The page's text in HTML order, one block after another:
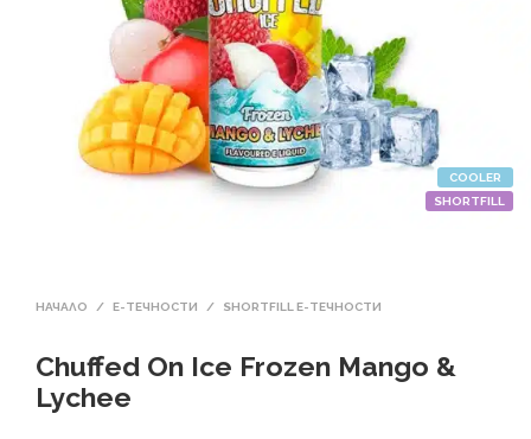
SHORTFILL
COOLER
НАЧАЛО / Е-ТЕЧНОСТИ / SHORTFILL Е-ТЕЧНОСТИ
Chuffed On Ice Frozen Mango &
Lychee